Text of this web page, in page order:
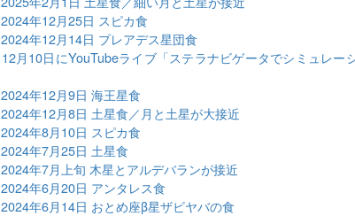
2024年12月25日 スピカ食
2024年12月14日 プレアデス星団食
12月10日にYouTubeライブ「ステラナビゲータでシミュレ
2024年12月9日 海王星食
2024年12月8日 土星食／月と土星が大接近
2024年8月10日 スピカ食
2024年7月25日 土星食
2024年7月上旬 木星とアルデバランが接近
2024年6月20日 アンタレス食
2024年6月14日 おとめ座β星ザビヤバの食